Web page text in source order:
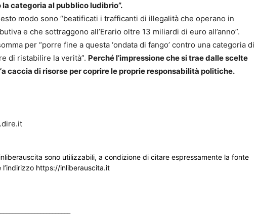
categoria al pubblico ludibrio”.
modo sono “beatificati i trafficanti di illegalità che operano in
e che sottraggono all’Erario oltre 13 miliardi di euro all’anno”.
per “porre fine a questa ‘ondata di fango’ contro una categoria di
di ristabilire la verità”. Perché l’impressione che si trae dalle scelte
caccia di risorse per coprire le proprie responsabilità politiche.
sono utilizzabili, a condizione di citare espressamente la fonte
https://inliberauscita.it